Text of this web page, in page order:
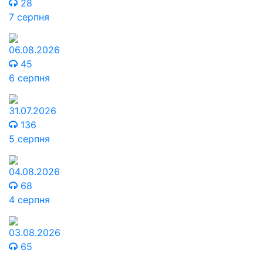
28
7 серпня
06.08.2026
45
6 серпня
31.07.2026
136
5 серпня
04.08.2026
68
4 серпня
03.08.2026
65